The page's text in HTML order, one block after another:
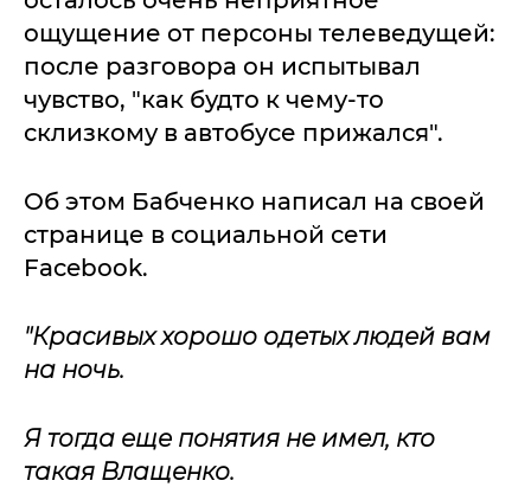
ощущение от персоны телеведущей:
после разговора он испытывал
чувство, "как будто к чему-то
склизкому в автобусе прижался".
Об этом Бабченко написал на своей
странице в социальной сети
Facebook.
"Красивых хорошо одетых людей вам
на ночь.
Я тогда еще понятия не имел, кто
такая Влащенко.